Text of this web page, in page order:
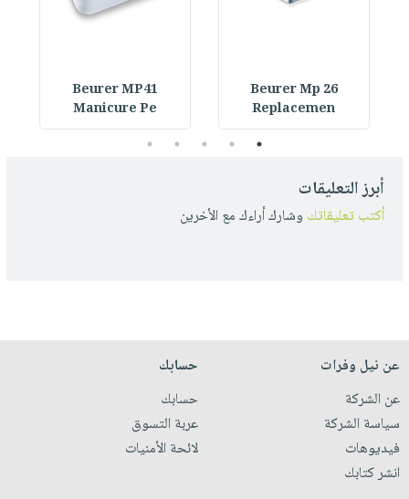
Beurer Mp 26
Replacemen
Beurer MP41
Manicure Pe
1
2
3
4
5
أبرز التعليقات
أكتب تعليقاتك وشارك أراءك مع الأخرين
عن نيل وفرات
عن الشركة
سياسة الشركة
فيديوهات
انشر كتابك
حسابك
حسابك
عربة التسوق
لائحة الأمنيات